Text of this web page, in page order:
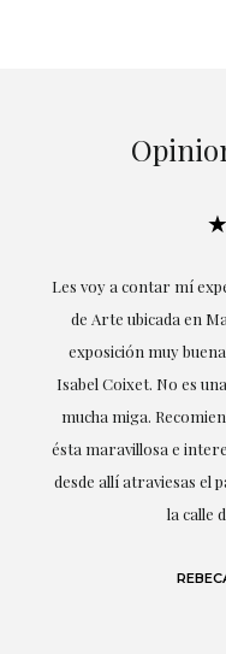
Les voy a contar mí
de Arte ubicada en
exposición muy
Isabel Coixet. No es
mucha miga.
ésta maravillosa e
desde allí atraviesas el
la calle